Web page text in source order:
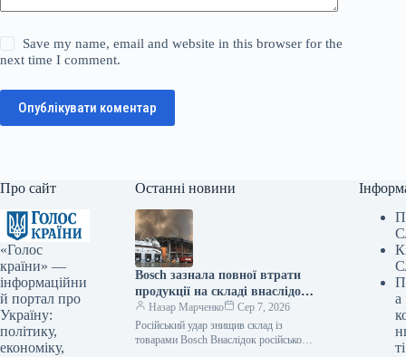
Save my name, email and website in this browser for the
next time I comment.
Опублікувати коментар
Про сайт
«Голос
країни» —
інформаційни
й портал про
Україну:
політику,
економіку,
Останні новини
Bosch зазнала повної втрати
продукції на складі внаслідок
російського нападу
Назар Марченко
Сер 7, 2026
Російський удар знищив склад із
товарами Bosch Внаслідок російської
а
ті